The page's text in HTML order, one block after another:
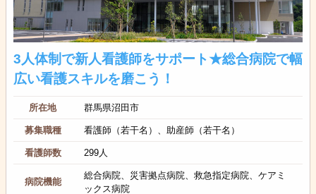
3人体制で新人看護師をサポート★総合病院で幅
広い看護スキルを磨こう！
所在地 群馬県沼田市
募集職種 看護師（若干名）、助産師（若干名）
看護師数 299人
病院機能
総合病院、災害拠点病院、救急指定病院、ケアミ
ックス病院